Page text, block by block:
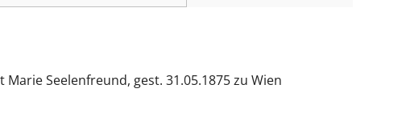
Seelenfreund, gest. 31.05.1875 zu Wien